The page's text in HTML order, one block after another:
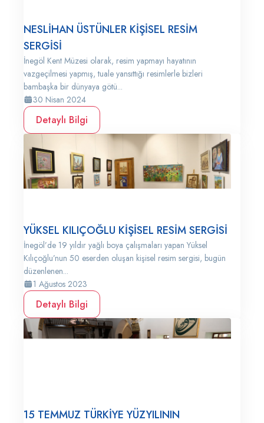
NESLİHAN ÜSTÜNLER KİŞİSEL RESİM
SERGİSİ
İnegöl Kent Müzesi olarak, resim yapmayı hayatının
vazgeçilmesi yapmış, tuale yansıttığı resimlerle bizleri
bambaşka bir dünyaya götü...
30 Nisan 2024
Detaylı Bilgi
YÜKSEL KILIÇOĞLU KİŞİSEL RESİM SERGİSİ
İnegöl’de 19 yıldır yağlı boya çalışmaları yapan Yüksel
Kılıçoğlu’nun 50 eserden oluşan kişisel resim sergisi, bugün
düzenlenen...
1 Ağustos 2023
Detaylı Bilgi
15 TEMMUZ TÜRKİYE YÜZYILININ